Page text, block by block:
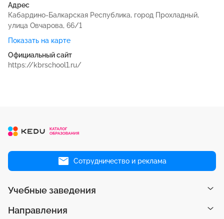
Адрес
Кабардино-Балкарская Республика, город Прохладный,
улица Овчарова, 66/1
Показать на карте
Официальный сайт
https://kbrschool1.ru/
Сотрудничество и реклама
Учебные заведения
Направления